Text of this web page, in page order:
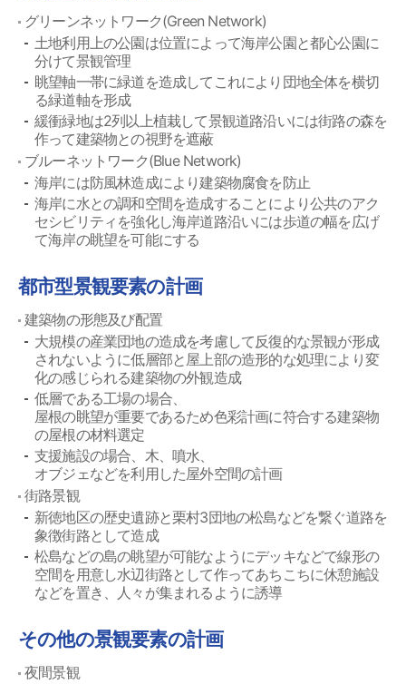
グリーンネットワーク(Green Network)
土地利用上の公園は位置によって海岸公園と都心公園に
分けて景観管理
眺望軸一帯に緑道を造成してこれにより団地全体を横切
る緑道軸を形成
緩衝緑地は2列以上植栽して景観道路沿いには街路の森を
作って建築物との視野を遮蔽
ブルーネットワーク(Blue Network)
海岸には防風林造成により建築物腐食を防止
海岸に水との調和空間を造成することにより公共のアク
セシビリティを強化し海岸道路沿いには歩道の幅を広げ
て海岸の眺望を可能にする
都市型景観要素の計画
建築物の形態及び配置
大規模の産業団地の造成を考慮して反復的な景観が形成
されないように低層部と屋上部の造形的な処理により変
化の感じられる建築物の外観造成
低層である工場の場合、
屋根の眺望が重要であるため色彩計画に符合する建築物
の屋根の材料選定
支援施設の場合、木、噴水、
オブジェなどを利用した屋外空間の計画
街路景観
新徳地区の歴史遺跡と栗村3団地の松島などを繋ぐ道路を
象徴街路として造成
松島などの島の眺望が可能なようにデッキなどで線形の
空間を用意し水辺街路として作ってあちこちに休憩施設
などを置き、人々が集まれるように誘導
その他の景観要素の計画
夜間景観